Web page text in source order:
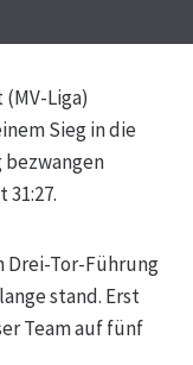
Liga)
Sieg in die
bezwangen
Drei-Tor-Führung
stand. Erst
Team auf fünf